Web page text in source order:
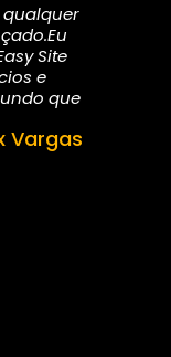
qualquer
Site
e
que
Vargas